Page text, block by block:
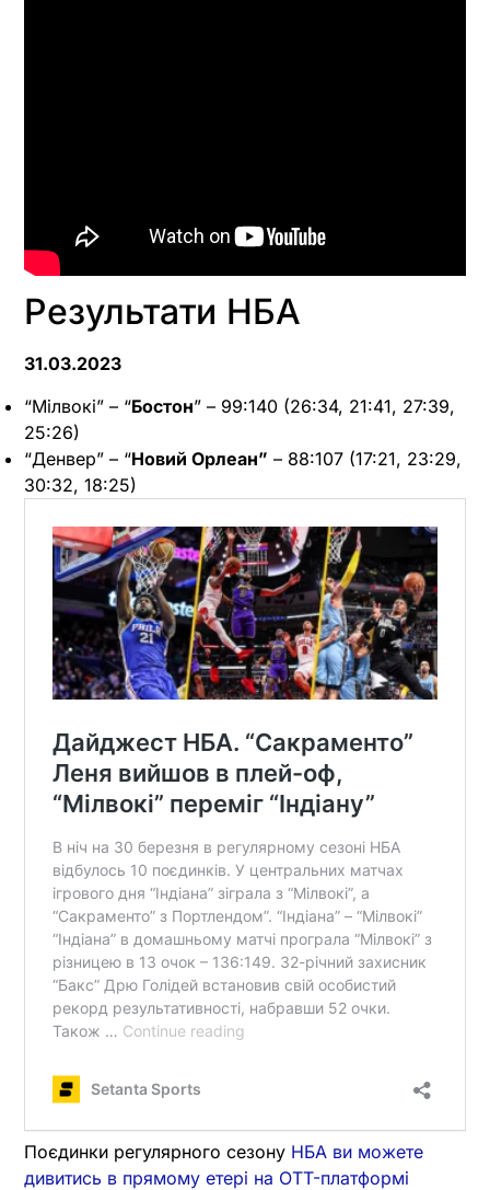
Результати НБА
31.03.2023
“Мілвокі” – “Бостон” – 99:140 (26:34, 21:41, 27:39,
25:26)
“Денвер” – “Новий Орлеан” – 88:107 (17:21, 23:29,
30:32, 18:25)
Поєдинки регулярного сезону НБА ви можете
дивитись в прямому етері на OTT-платформі